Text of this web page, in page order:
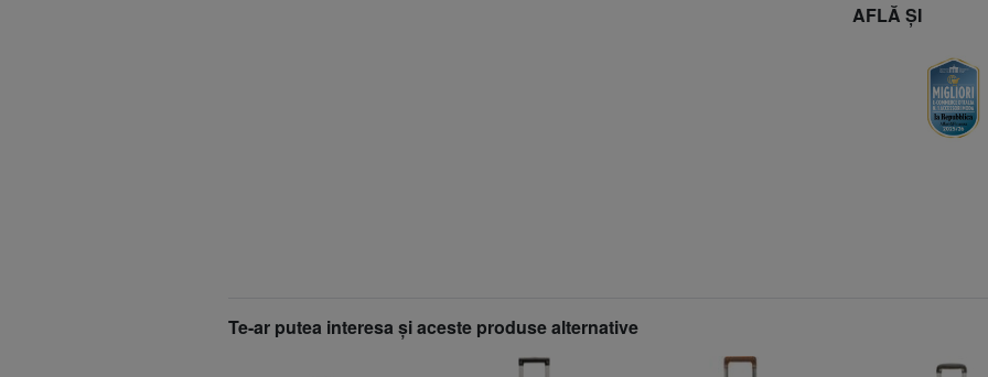
AFLĂ ȘI
Te-ar putea interesa şi aceste produse alternative